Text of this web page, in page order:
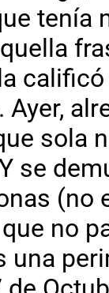
tenía
sola
se
(no
no